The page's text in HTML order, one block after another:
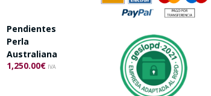
Pendientes
Perla
Australiana
1,250.00€ IVA